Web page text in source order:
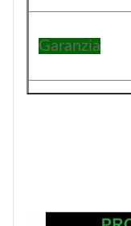
Garanzia
Dimensione